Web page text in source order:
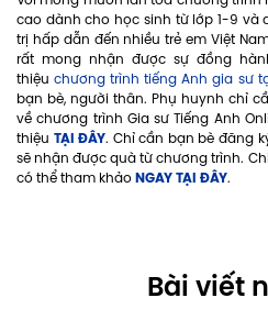
cao dành cho học sinh từ lớp 1-9
trị hấp dẫn đến nhiều trẻ em Việt
rất mong nhận được sự đồng
thiệuchương trình tiếng Anh gia sư
bạn bè, người thân. Phụ huynh chỉ
về chương trình Gia sư Tiếng Anh
thiệu TẠI ĐÂY. Chỉ cần bạn bè đăng
sẽ nhận được quà từ chương trình.
có thể tham khảoNGAY TẠI ĐÂY.
Bài viết